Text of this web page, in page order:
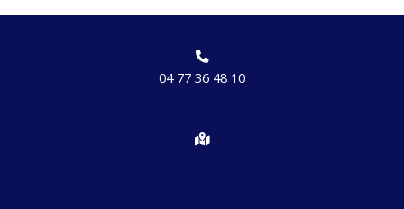
04 77 36 48 10